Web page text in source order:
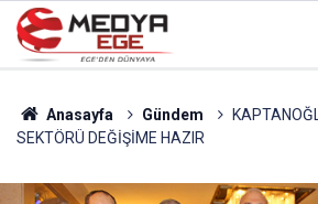
Anasayfa Gündem
SEKTÖRÜ DEĞİŞİME HAZIR